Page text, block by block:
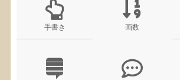
手書き 画数